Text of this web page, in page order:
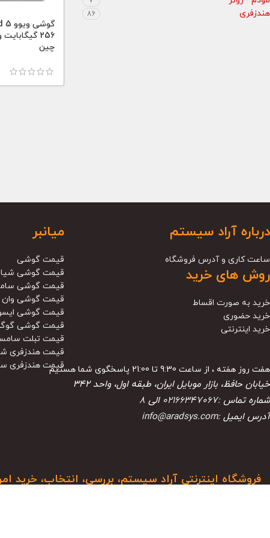
هندزفری 86
چین
میانبر
قیمت گوشی
قیمت گوشی
قیمت گوشی
قیمت گوشی وان
قیمت گوشی
قیمت گوشی
قیمت تبلت
قیمت هندزفری
قیمت هندزفری
درباره آراد سیستم
ساعت کاری و آدرس فروشگاه
روش های خرید
خرید به صورت اقساط
خرید حضوری
خرید اینترنتی
هفت روز هفته ، از ساعت 9:30 تا 21:00 پاسخگوی شما هستیم
خیابان حافظ، بازار موبایل ایران، طبقه اول، واحد ۳۴۲
شماره تماس :02166347067 الی 8
آدرس ایمیل :info@aradsys.com
فروشگاه اینترنتی آراد سیستم، بررسی، انتخاب، خرید